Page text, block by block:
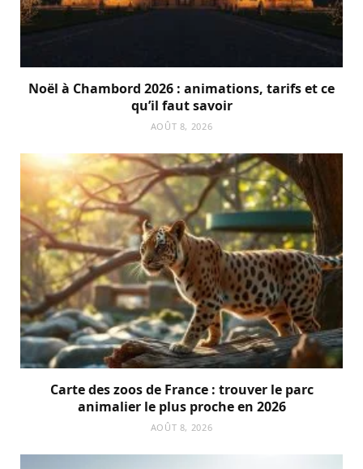
Noël à Chambord 2026 : animations, tarifs et ce
qu’il faut savoir
AOÛT 8, 2026
Carte des zoos de France : trouver le parc
animalier le plus proche en 2026
AOÛT 8, 2026